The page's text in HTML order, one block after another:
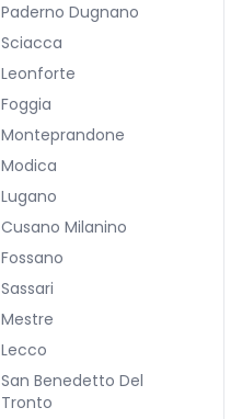
Paderno Dugnano
Sciacca
Leonforte
Foggia
Monteprandone
Modica
Lugano
Cusano Milanino
Fossano
Sassari
Mestre
Lecco
San Benedetto Del
Tronto